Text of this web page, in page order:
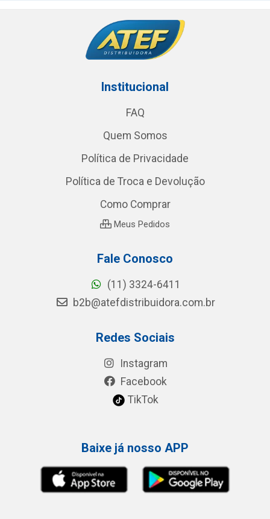
Institucional
FAQ
Quem Somos
Política de Privacidade
Política de Troca e Devolução
Como Comprar
Meus Pedidos
Fale Conosco
(11) 3324-6411
b2b@atefdistribuidora.com.br
Redes Sociais
Instagram
Facebook
TikTok
Baixe já nosso APP